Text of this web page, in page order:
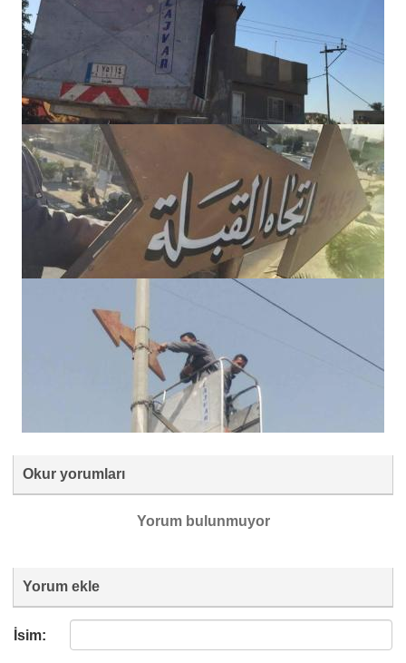
Okur yorumları
Yorum bulunmuyor
Yorum ekle
İsim: